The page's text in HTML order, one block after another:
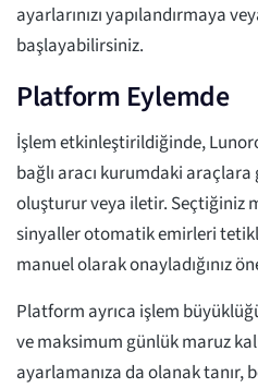
ayarlarınızı yapılandırmaya
başlayabilirsiniz.
Platform Eylemde
İşlem etkinleştirildiğinde,
bağlı aracı kurumdaki
oluşturur veya iletir. Seçtiğiniz
sinyaller otomatik emirleri
manuel olarak onayladığınız
Platform ayrıca işlem
ve maksimum günlük maruz
ayarlamanıza da olanak tanır,